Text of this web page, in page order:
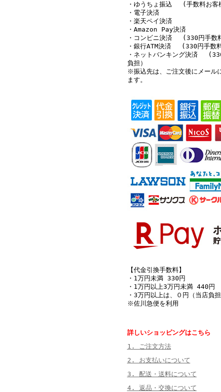
・ゆうちょ振込 (手数料お客
・電子決済
・楽天ペイ決済
・Amazon Pay決済
・コンビニ決済 (330円手数
・銀行ATM決済 (330円手数
・ネットバンキング決済
負担）
※振込先は、ご注文後にメール
ます。
【代金引換手数料】
・1万円未満 330円
・1万円以上3万円未満 440円
・3万円以上は、０円（当店負
※佐川急便を利用
詳しいショッピングはこちら
1. ご注文方法
2. お支払いについて
3. 配送・送料について
4. 返品・交換について